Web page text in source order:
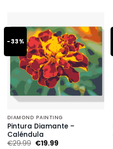
-33%
DIAMOND PAINTING
Pintura Diamante –
Caléndula
€29.99 €19.99